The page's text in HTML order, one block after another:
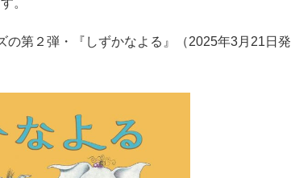
第２弾・『しずかなよる』（2025年3月21日発